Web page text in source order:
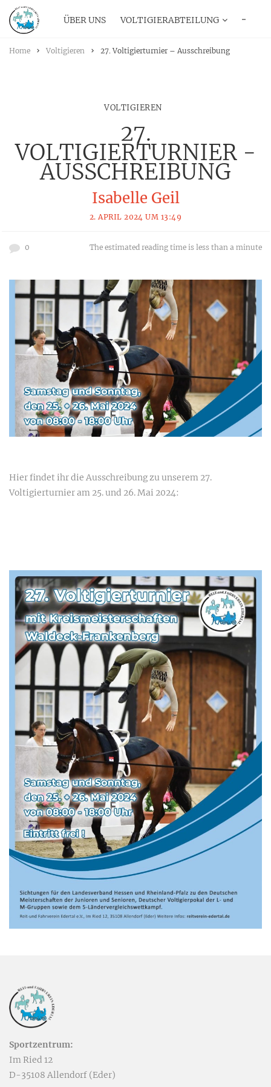
ÜBER UNS VOLTIGIERABTEILUNG ···
Home Voltigieren 27. Voltigierturnier – Ausschreibung
VOLTIGIEREN
27.
VOLTIGIERTURNIER -
AUSSCHREIBUNG
Isabelle Geil
2. APRIL 2024 UM 13:49
0 The estimated reading time is less than a minute
Hier findet ihr die Ausschreibung zu unserem 27.
Voltigierturnier am 25. und 26. Mai 2024:
Sportzentrum:
Im Ried 12
D-35108 Allendorf (Eder)